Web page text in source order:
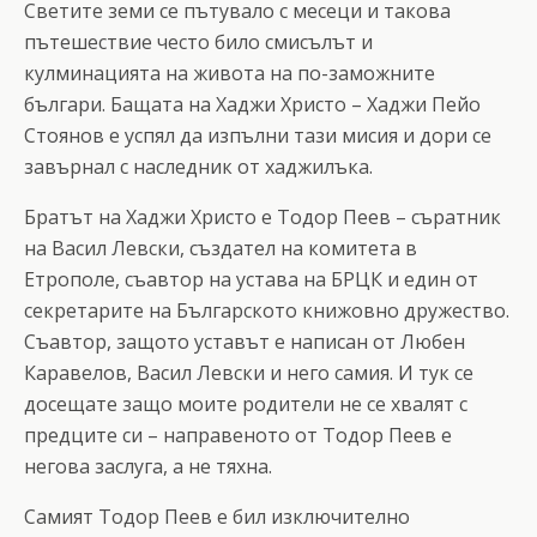
Светите земи се пътувало с месеци и такова
пътешествие често било смисълът и
кулминацията на живота на по-заможните
българи. Бащата на Хаджи Христо – Хаджи Пейо
Стоянов е успял да изпълни тази мисия и дори се
завърнал с наследник от хаджилъка.
Братът на Хаджи Христо е Тодор Пеев – съратник
на Васил Левски, създател на комитета в
Етрополе, съавтор на устава на БРЦК и един от
секретарите на Българското книжовно дружество.
Съавтор, защото уставът е написан от Любен
Каравелов, Васил Левски и него самия. И тук се
досещате защо моите родители не се хвалят с
предците си – направеното от Тодор Пеев е
негова заслуга, а не тяхна.
Самият Тодор Пеев е бил изключително